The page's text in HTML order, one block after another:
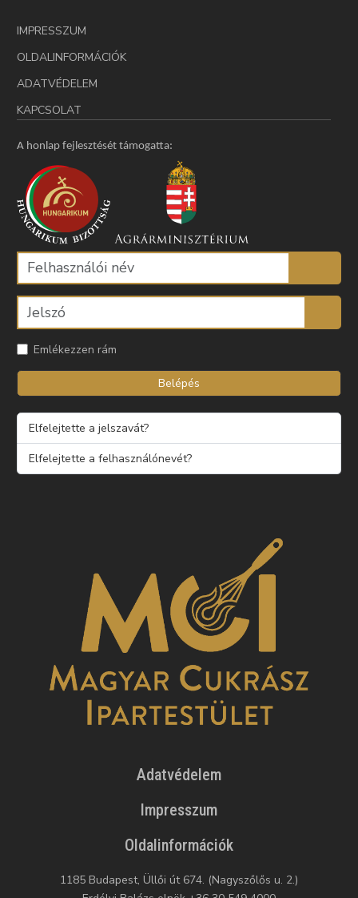
IMPRESSZUM
OLDALINFORMÁCIÓK
ADATVÉDELEM
KAPCSOLAT
A honlap fejlesztését támogatta:
Emlékezzen rám
Belépés
Elfelejtette a jelszavát?
Elfelejtette a felhasználónevét?
Adatvédelem
Impresszum
Oldalinformációk
1185 Budapest, Üllői út 674. (Nagyszőlős u. 2.)